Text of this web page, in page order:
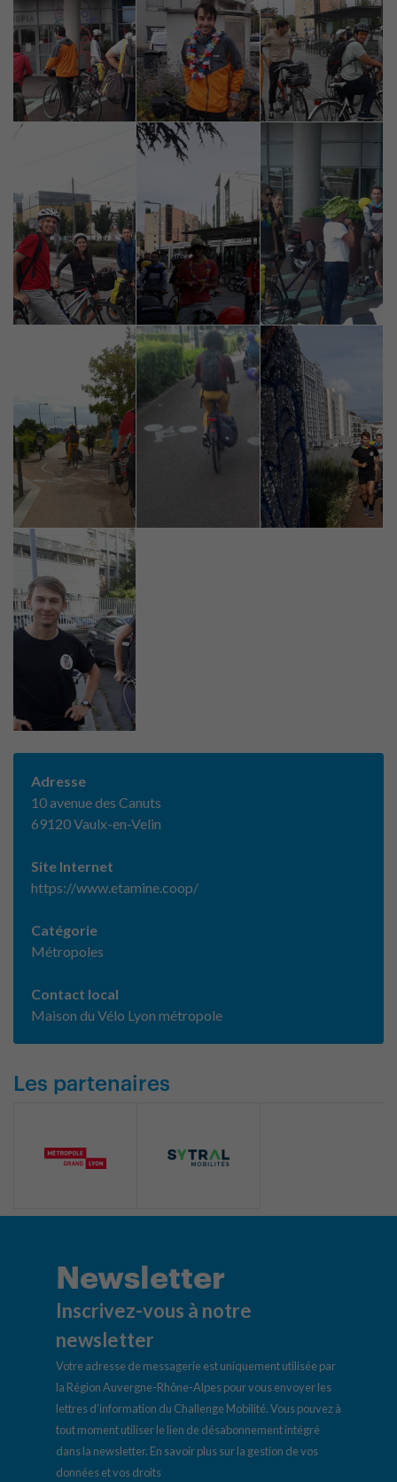
Adresse
10 avenue des Canuts
69120 Vaulx-en-Velin
Site Internet
https://www.etamine.coop/
Catégorie
Métropoles
Contact local
Maison du Vélo Lyon métropole
Les partenaires
Newsletter
Inscrivez-vous à notre
newsletter
Votre adresse de messagerie est uniquement utilisée par
la Région Auvergne-Rhône-Alpes pour vous envoyer les
lettres d’information du Challenge Mobilité. Vous pouvez à
tout moment utiliser le lien de désabonnement intégré
dans la newsletter. En savoir plus sur la gestion de vos
données et vos droits